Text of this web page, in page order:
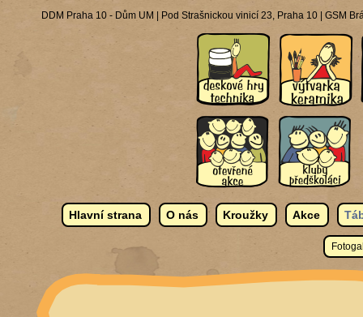
DDM Praha 10 - Dům UM | Pod Strašnickou vinicí 23, Praha 10 | GSM
Hlavní strana O nás Kroužky Akce